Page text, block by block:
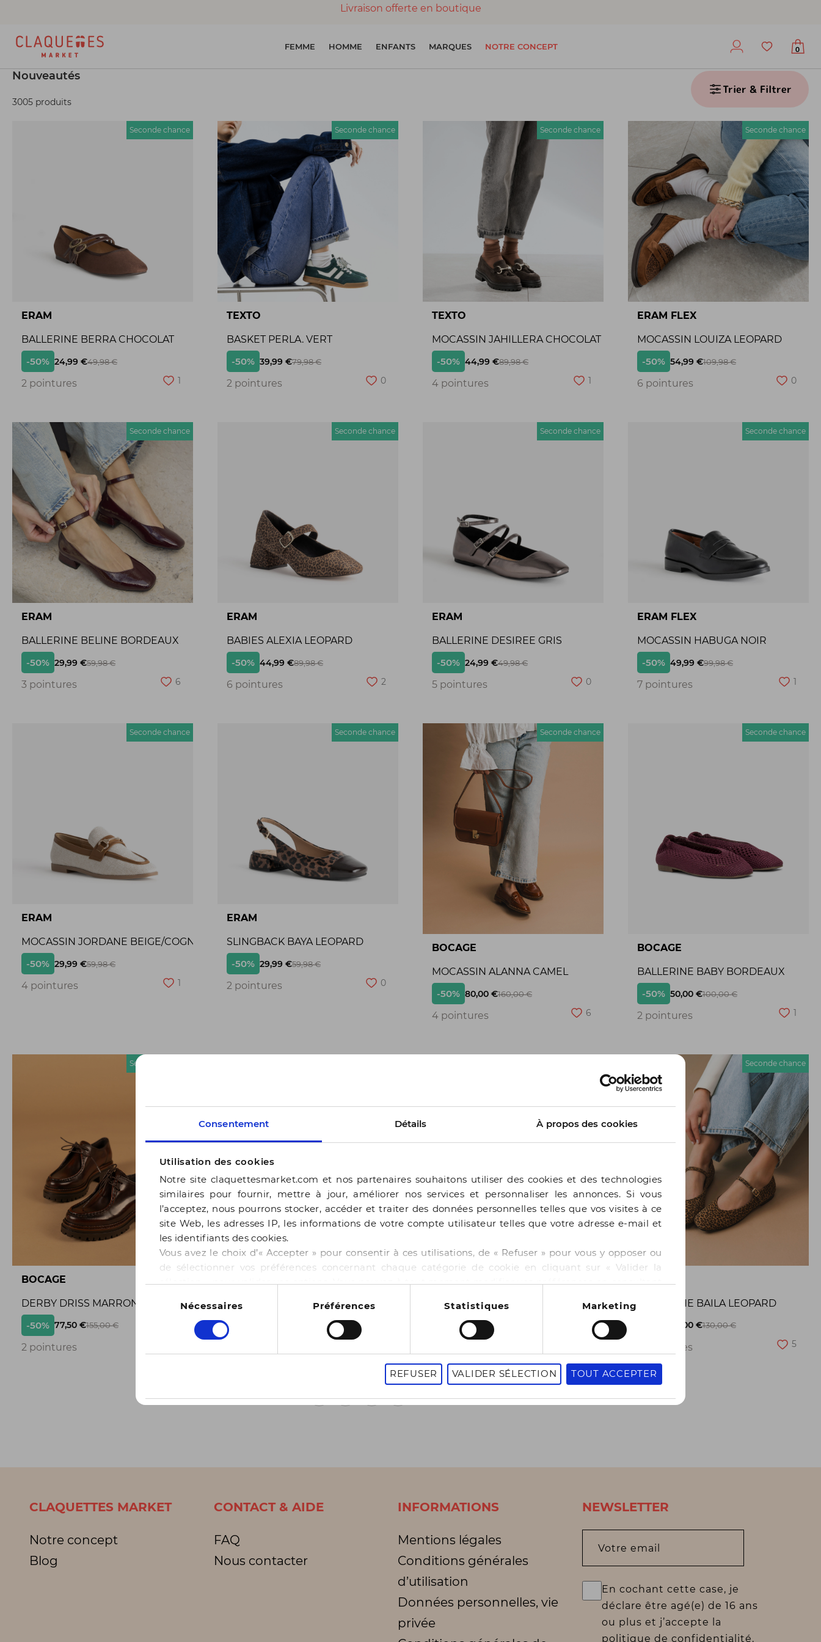
Consentement Détails À propos des cookies
Utilisation des cookies
Notre site claquettesmarket.com et nos partenaires souhaitons utiliser des cookies et des technologies
similaires pour fournir, mettre à jour, améliorer nos services et personnaliser les annonces. Si vous
l’acceptez, nous pourrons stocker, accéder et traiter des données personnelles telles que vos visites à ce
site Web, les adresses IP, les informations de votre compte utilisateur telles que votre adresse e-mail et
les identifiants des cookies.
Vous avez le choix d’« Accepter » pour consentir à ces utilisations, de « Refuser » pour vous y opposer ou
de sélectionner vos préférences concernant chaque catégorie de cookie en cliquant sur « Valider la
sélection » pour valider vos options. Vous pouvez à tout moment modifier vos préférences en consultant
consentement
Nécessaires Préférences Statistiques Marketing
REFUSER VALIDER SÉLECTION TOUT ACCEPTER
Livraison offerte en boutique
FEMME HOMME ENFANTS MARQUES NOTRE CONCEPT 0
Nouveautés
3005 produits
Trier & Filtrer
Seconde chance
ERAM
BALLERINE BERRA CHOCOLAT
-50% 24,99 €49,98 €
2 pointures 1
Seconde chance
TEXTO
BASKET PERLA. VERT
-50% 39,99 €79,98 €
2 pointures 0
Seconde chance
TEXTO
MOCASSIN JAHILLERA CHOCOLAT
-50% 44,99 €89,98 €
4 pointures 1
Seconde chance
ERAM FLEX
MOCASSIN LOUIZA LEOPARD
-50% 54,99 €109,98 €
6 pointures 0
Seconde chance
ERAM
BALLERINE BELINE BORDEAUX
-50% 29,99 €59,98 €
3 pointures 6
Seconde chance
ERAM
BABIES ALEXIA LEOPARD
-50% 44,99 €89,98 €
6 pointures 2
Seconde chance
ERAM
BALLERINE DESIREE GRIS
-50% 24,99 €49,98 €
5 pointures 0
Seconde chance
ERAM FLEX
MOCASSIN HABUGA NOIR
-50% 49,99 €99,98 €
7 pointures 1
Seconde chance
ERAM
MOCASSIN JORDANE BEIGE/COGNAC
-50% 29,99 €59,98 €
4 pointures 1
Seconde chance
ERAM
SLINGBACK BAYA LEOPARD
-50% 29,99 €59,98 €
2 pointures 0
Seconde chance
BOCAGE
MOCASSIN ALANNA CAMEL
-50% 80,00 €160,00 €
4 pointures 6
Seconde chance
BOCAGE
BALLERINE BABY BORDEAUX
-50% 50,00 €100,00 €
2 pointures 1
Seconde chance
BOCAGE
DERBY DRISS MARRON
-50% 77,50 €155,00 €
2 pointures
BALLERINE BAILA CHOCOLAT
ERAM
BALLERINE BEJIA BEIGE
Seconde chance
BALLERINE BAILA LEOPARD
65,00 €130,00 €
2 pointures 5
1 2 3
Page
1 - 16 sur 3005 articles
CLAQUETTES MARKET
Notre concept
Blog
CONTACT & AIDE
FAQ
Nous contacter
INFORMATIONS
Mentions légales
Conditions générales
d’utilisation
Données personnelles, vie
privée
NEWSLETTER
Votre email
En cochant cette case, je
déclare être agé(e) de 16 ans
ou plus et j’accepte la
politique de confidentialité.